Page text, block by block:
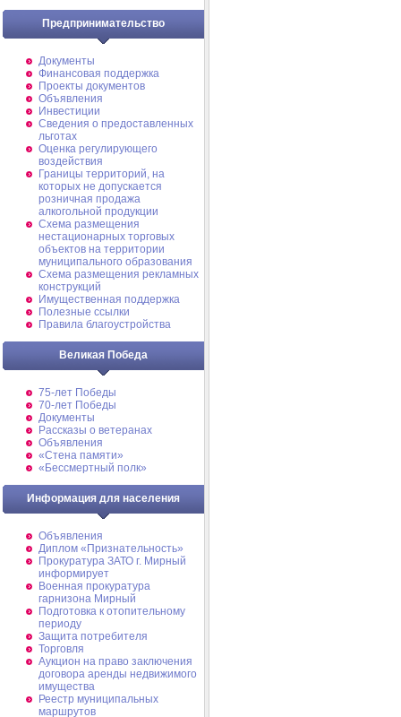
Предпринимательство
Документы
Финансовая поддержка
Проекты документов
Объявления
Инвестиции
Сведения о предоставленных
льготах
Оценка регулирующего
воздействия
Границы территорий, на
которых не допускается
розничная продажа
алкогольной продукции
Схема размещения
нестационарных торговых
объектов на территории
муниципального образования
Схема размещения рекламных
конструкций
Имущественная поддержка
Полезные ссылки
Правила благоустройства
Великая Победа
75-лет Победы
70-лет Победы
Документы
Рассказы о ветеранах
Объявления
«Стена памяти»
«Бессмертный полк»
Информация для населения
Объявления
Диплом «Признательность»
Прокуратура ЗАТО г. Мирный
информирует
Военная прокуратура
гарнизона Мирный
Подготовка к отопительному
периоду
Защита потребителя
Торговля
Аукцион на право заключения
договора аренды недвижимого
имущества
Реестр муниципальных
маршрутов